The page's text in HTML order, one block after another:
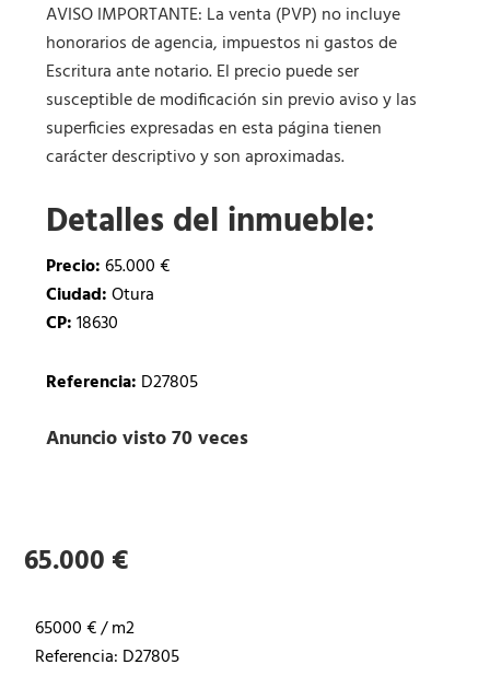
AVISO IMPORTANTE: La venta (PVP) no incluye
honorarios de agencia, impuestos ni gastos de
Escritura ante notario. El precio puede ser
susceptible de modificación sin previo aviso y las
superficies expresadas en esta página tienen
carácter descriptivo y son aproximadas.
Detalles del inmueble:
Precio:65.000 €
Ciudad:Otura
CP:18630
Referencia: D27805
Anuncio visto 70 veces
65.000 €
65000 € / m2
Referencia: D27805